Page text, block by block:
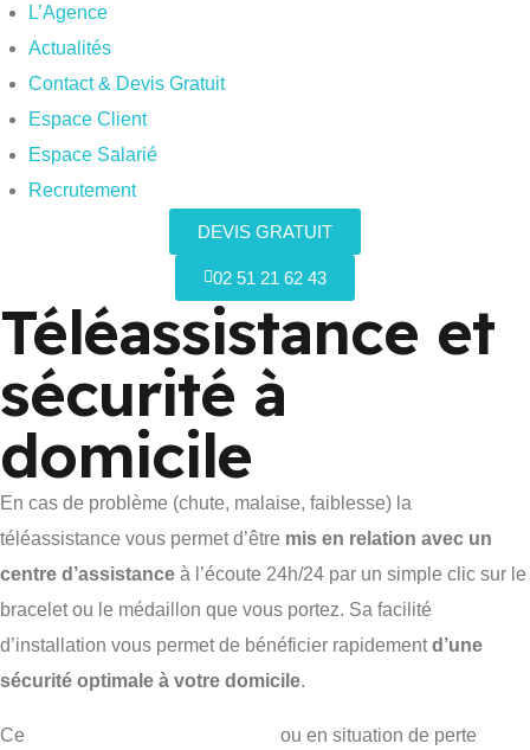
L’Agence
Actualités
Contact & Devis Gratuit
Espace Client
Espace Salarié
Recrutement
DEVIS GRATUIT
02 51 21 62 43
Téléassistance et
sécurité à
domicile
En cas de problème (chute, malaise, faiblesse) la
téléassistance vous permet d’être mis en relation avec un
centre d’assistance à l’écoute 24h/24 par un simple clic sur le
bracelet ou le médaillon que vous portez. Sa facilité
d’installation vous permet de bénéficier rapidementd’une
sécurité optimale à votre domicile.
Ce
ou en situation de perte